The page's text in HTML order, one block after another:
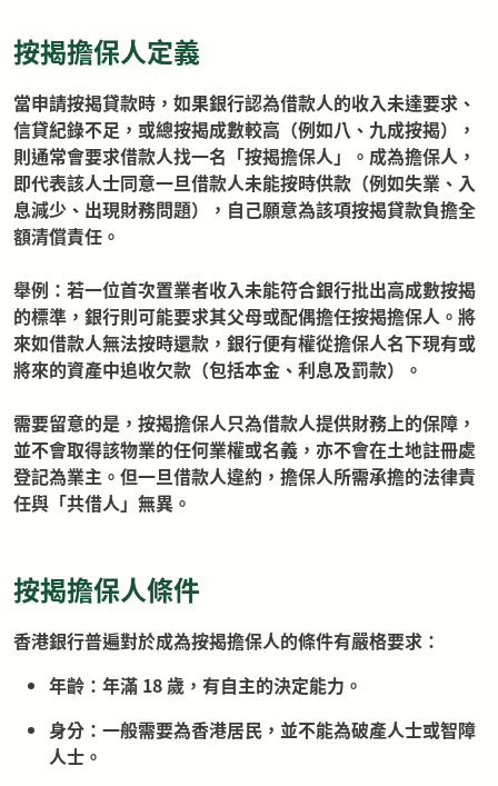
按揭擔保人定義
當申請按揭貸款時，如果銀行認為借款人的收入未達要求、
信貸紀錄不足，或總按揭成數較高（例如八、九成按揭），
則通常會要求借款人找一名「按揭擔保人」。成為擔保人，
即代表該人士同意一旦借款人未能按時供款（例如失業、入
息減少、出現財務問題），自己願意為該項按揭貸款負擔全
額清償責任。
舉例：若一位首次置業者收入未能符合銀行批出高成數按揭
的標準，銀行則可能要求其父母或配偶擔任按揭擔保人。將
來如借款人無法按時還款，銀行便有權從擔保人名下現有或
將來的資產中追收欠款（包括本金、利息及罰款）。
需要留意的是，按揭擔保人只為借款人提供財務上的保障，
並不會取得該物業的任何業權或名義，亦不會在土地註冊處
登記為業主。但一旦借款人違約，擔保人所需承擔的法律責
任與「共借人」無異。
按揭擔保人條件
香港銀行普遍對於成為按揭擔保人的條件有嚴格要求：
年齡：年滿 18 歲，有自主的決定能力。
身分：一般需要為香港居民，並不能為破產人士或智障
人士。